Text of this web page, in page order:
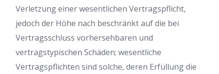
Verletzung einer wesentlichen Vertragspflicht,
jedoch der Höhe nach beschränkt auf die bei
Vertragsschluss vorhersehbaren und
vertragstypischen Schäden; wesentliche
Vertragspflichten sind solche, deren Erfüllung die